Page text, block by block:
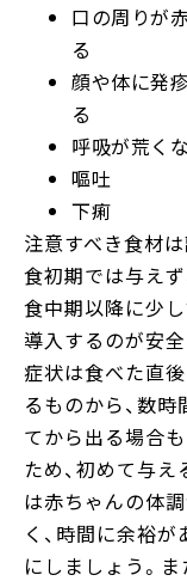
口の周りが
る
顔や体に発
る
呼吸が荒く
嘔吐
下痢
注意すべき食材
食初期では与えず
食中期以降に少
導入するのが安全
症状は食べた直
るものから、数時
てから出る場合
ため、初めて与え
は赤ちゃんの体
く、時間に余裕が
にしましょう。ま